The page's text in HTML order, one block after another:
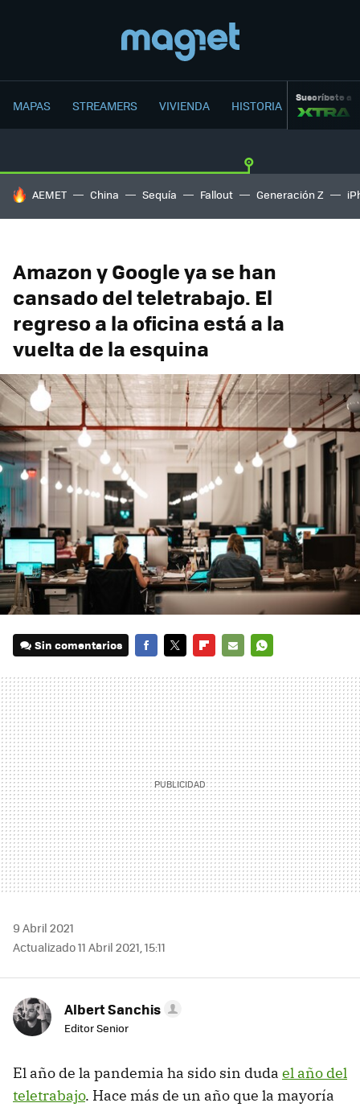
MAPAS STREAMERS VIVIENDA HISTORIA Suscríbete a
HOY SE HABLA DE
AEMET China Sequía Fallout Generación Z
Amazon y Google ya se han
cansado del teletrabajo. El
regreso a la oficina está a la
vuelta de la esquina
Sin comentarios
MAIL
9 Abril 2021
Actualizado 11 Abril 2021, 15:11
Albert Sanchis
Editor Senior
El año de la pandemia ha sido sin duda el año del
teletrabajo. Hace más de un año que la mayoría